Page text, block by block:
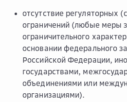
отсутствие регуляторных
ограничений (любые меры
ограничительного
основании федерального
Российской Федерации,
государствами,
объединениями или
организациями).